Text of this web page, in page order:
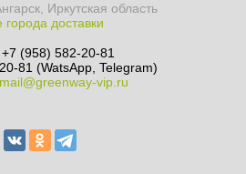
Иркутская область
города доставки
+7 (958) 582-20-81
81 (WatsApp, Telegram)
mail@greenway-vip.ru